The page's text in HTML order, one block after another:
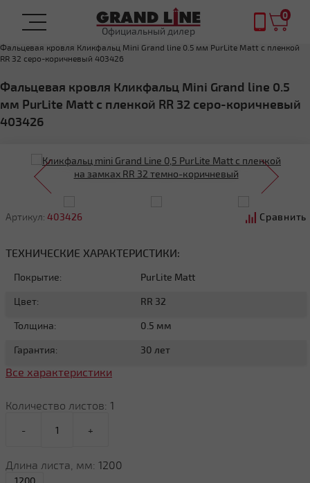
Официальный дилер
0
ФАЛЬЦЕВАЯ КРОВЛЯ
Фальцевая кровля Кликфальц Mini Grand line 0.5 мм PurLite Matt с пленкой
RR 32 серо-коричневый 403426
Фальцевая кровля Кликфальц Mini Grand line 0.5
мм PurLite Matt с пленкой RR 32 серо-коричневый
403426
Артикул: 403426 Сравнить
ТЕХНИЧЕСКИЕ ХАРАКТЕРИСТИКИ:
Покрытие: PurLite Matt
Цвет: RR 32
Толщина: 0.5 мм
Гарантия: 30 лет
Все характеристики
Количество листов: 1
- +
Длина листа, мм: 1200